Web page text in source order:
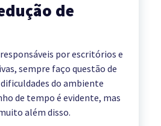
de
por escritórios e
sempre faço questão de
do ambiente
de tempo é evidente, mas
além disso.